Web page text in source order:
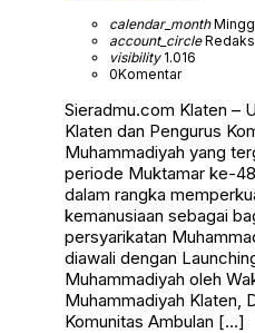
calendar_month
account_circle
visibility1.016
0Komentar
Sieradmu.com Klaten –
Klaten dan Pengurus
Muhammadiyah yang
periode Muktamar ke-
dalam rangka
kemanusiaan sebagai
persyarikatan
diawali dengan
Muhammadiyah oleh
Muhammadiyah Klaten,
Komunitas Ambulan […]